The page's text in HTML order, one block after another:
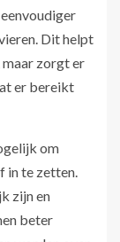
Dit helpt
zorgt er
er bereikt
om
in te zetten.
zijn en
beter